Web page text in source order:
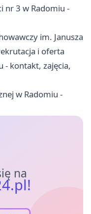
nr 3 w Radomiu -
im. Janusza
i oferta
- kontakt, zajęcia,
w Radomiu -
na